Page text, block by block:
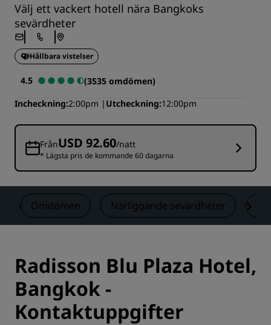
Välj ett vackert hotell nära Bangkoks
sevärdheter
Hållbara vistelser
4.5
(3535 omdömen)
Incheckning 2:00pm Utcheckning 12:00pm
FrånUSD 92.60/natt
* Lägsta pris de kommande 60 dagarna
Omdömen Närliggande sevärdheter
Radisson Blu Plaza Hotel,
Bangkok -
Kontaktuppgifter